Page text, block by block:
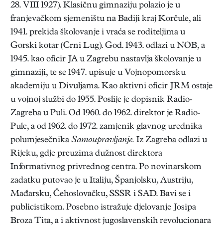
28. VIII 1927). Klasičnu gimnaziju polazio je u
franjevačkom sjemeništu na Badiji kraj Korčule, ali
1941. prekida školovanje i vraća se roditeljima u
Gorski kotar (Crni Lug). God. 1943. odlazi u NOB, a
1945. kao oficir JA u Zagrebu nastavlja školovanje u
gimnaziji, te se 1947. upisuje u Vojnopomorsku
akademiju u Divuljama. Kao aktivni oficir JRM ostaje
u vojnoj službi do 1955. Poslije je dopisnik Radio-
Zagreba u Puli. Od 1960. do 1962. direktor je Radio-
Pule, a od 1962. do 1972. zamjenik glavnog urednika
polumjesečnika Samoupravljanje. Iz Zagreba odlazi u
Rijeku, gdje preuzima dužnost direktora
Informativnog privrednog centra. Po novinarskom
zadatku putovao je u Italiju, Španjolsku, Austriju,
Mađarsku, Čehoslovačku, SSSR i SAD. Bavi se i
publicistikom. Posebno istražuje djelovanje Josipa
Broza Tita, a i aktivnost jugoslavenskih revolucionara